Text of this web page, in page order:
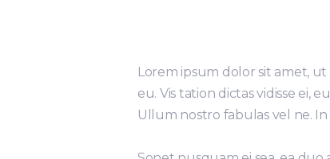
Lorem ipsum dolor sit amet,
eu. Vis tation dictas vidisse ei,
Ullum nostro fabulas vel ne.